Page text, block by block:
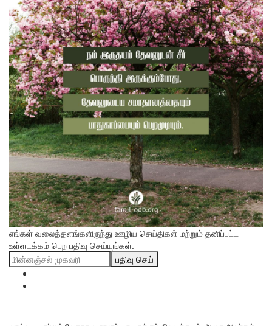
எங்கள் வலைத்தளங்களிருந்து ஊழிய செய்திகள் மற்றும் தனிப்பட்ட
உள்ளடக்கம் பெற பதிவு செய்யுங்கள்.
பதிவு செய்